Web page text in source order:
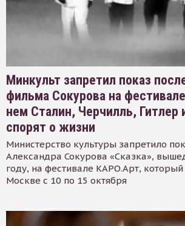
Минкульт запретил показ
фильма Сокурова на
нем Сталин, Черчилль, Гитлер
спорят о жизни
Министерство культуры запретило
Александра Сокурова «Сказка»,
году, на фестивале КАРО.Арт,
Москве с 10 по 15 октября